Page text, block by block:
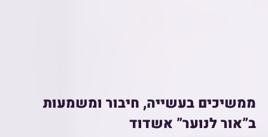
ממשיכים בעשייה, חיבור ומשמעות
ב”אור לנוער” אשדוד